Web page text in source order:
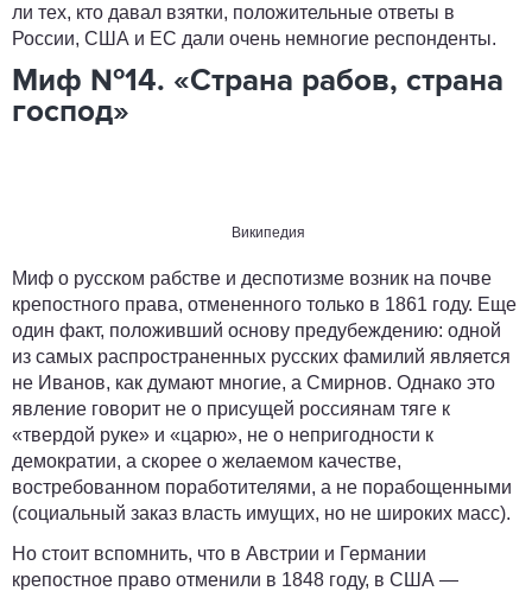
ли тех, кто давал взятки, положительные ответы в
России, США и ЕС дали очень немногие респонденты.
Миф №14. «Страна рабов, страна
господ»
Википедия
Миф о русском рабстве и деспотизме возник на почве
крепостного права, отмененного только в 1861 году. Еще
один факт, положивший основу предубеждению: одной
из самых распространенных русских фамилий является
не Иванов, как думают многие, а Смирнов. Однако это
явление говорит не о присущей россиянам тяге к
«твердой руке» и «царю», не о непригодности к
демократии, а скорее о желаемом качестве,
востребованном поработителями, а не порабощенными
(социальный заказ власть имущих, но не широких масс).
Но стоит вспомнить, что в Австрии и Германии
крепостное право отменили в 1848 году, в США —